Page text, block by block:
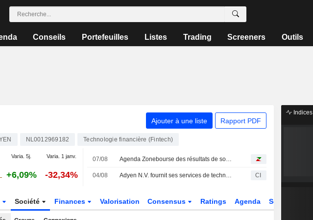
Conseils Portefeuilles Listes Trading Screeners Outils
Ajouter à une liste Rapport PDF
NL0012969182 Technologie financière (Fintech)
Varia. 5j. Varia. 1 janv.
+6,09% -32,34%
07/08 Agenda Zonebourse des résultats de sociétés : semaine du 10 au 14 août 2026
04/08 Adyen N.V. fournit ses services de technologie de paiement à LillyDirect CI
Société Finances Valorisation Consensus Ratings Agenda Secteur
Indices